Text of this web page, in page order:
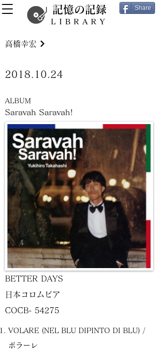
記憶の記録
LIBRARY
Share
Saravah Saravah!
VOLARE (NEL BLU DIPINTO DI BLU) /
ボラーレ
高橋幸宏
2018.10.24
ALBUM
BETTER DAYS
日本コロムビア
COCB- 54275